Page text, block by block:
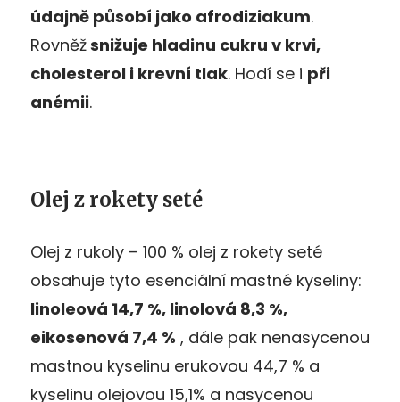
údajně působí jako afrodiziakum.
Rovněžsnižuje hladinu cukru v krvi,
cholesterol i krevní tlak. Hodí se i při
anémii.
Olej z rokety seté
Olej z rukoly – 100 % olej z rokety seté
obsahuje tyto esenciální mastné kyseliny:
linoleová 14,7 %, linolová 8,3 %,
eikosenová 7,4 % , dále pak nenasycenou
mastnou kyselinu erukovou 44,7 % a
kyselinu olejovou 15,1% a nasycenou